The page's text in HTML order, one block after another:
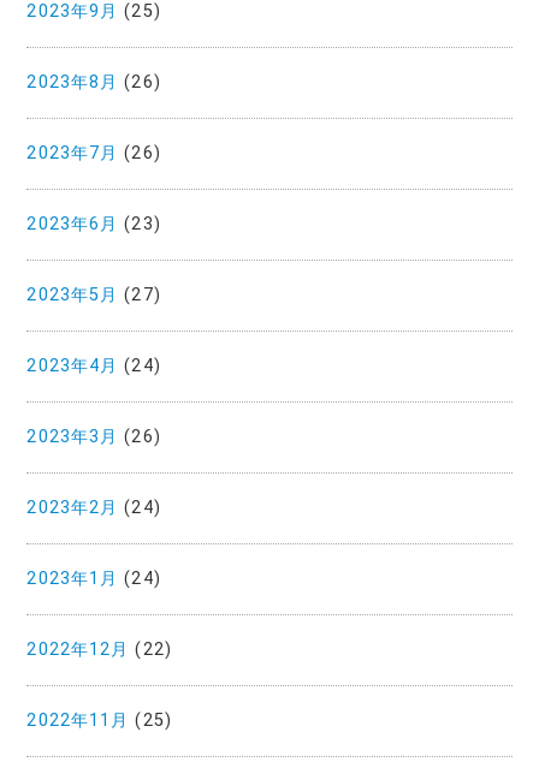
2023年9月 (25)
2023年8月 (26)
2023年7月 (26)
2023年6月 (23)
2023年5月 (27)
2023年4月 (24)
2023年3月 (26)
2023年2月 (24)
2023年1月 (24)
2022年12月 (22)
2022年11月 (25)